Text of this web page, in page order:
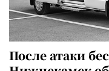
После атаки